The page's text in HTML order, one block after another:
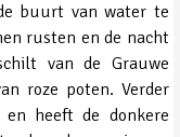
buurt van water te
rusten en de nacht
van de Grauwe
roze poten. Verder
heeft de donkere